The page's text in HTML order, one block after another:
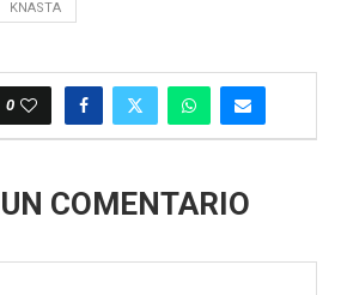
KNASTA
0
COMENTARIO